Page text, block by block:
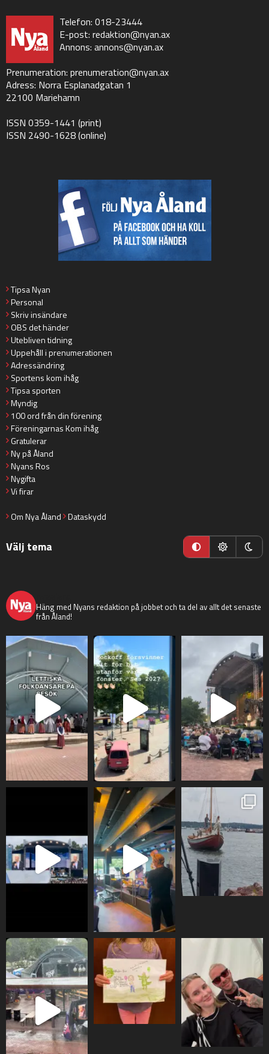
Telefon: 018-23444
E-post: redaktion@nyan.ax
Annons: annons@nyan.ax
Prenumeration: prenumeration@nyan.ax
Adress: Norra Esplanadgatan 1
22100 Mariehamn
ISSN 0359-1441 (print)
ISSN 2490-1628 (online)
Tipsa Nyan
Personal
Skriv insändare
OBS det händer
Utebliven tidning
Uppehåll i prenumerationen
Adressändring
Sportens kom ihåg
Tipsa sporten
Myndig
100 ord från din förening
Föreningarnas Kom ihåg
Gratulerar
Ny på Åland
Nyans Ros
Nygifta
Vi firar
Om Nya Åland Dataskydd
Välj tema
Häng med Nyans redaktion på jobbet och ta del av allt det senaste
från Åland!